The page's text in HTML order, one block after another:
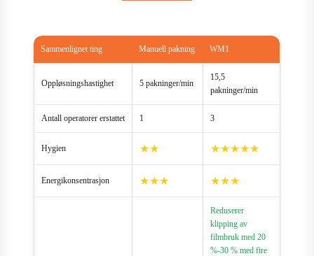
Sammenlignet ting Manuell pakning WM1
Oppløsningshastighet 5 pakninger/min
15,5
pakninger/min
Antall operatorer erstattet 1 3
Hygien ★★ ★★★★★
Energikonsentrasjon ★★★ ★★★
Reduserer
klipping av
filmbruk med 20
%-30 % med fire